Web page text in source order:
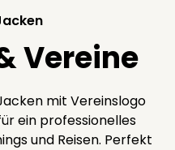
Vereine
mit Vereinslogo
ein professionelles
und Reisen. Perfekt